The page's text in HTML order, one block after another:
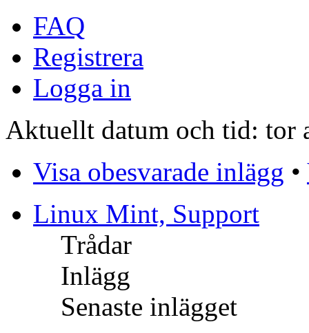
FAQ
Registrera
Logga in
Aktuellt datum och tid: tor
Visa obesvarade inlägg •
Linux Mint, Support
Trådar
Inlägg
Senaste inlägget